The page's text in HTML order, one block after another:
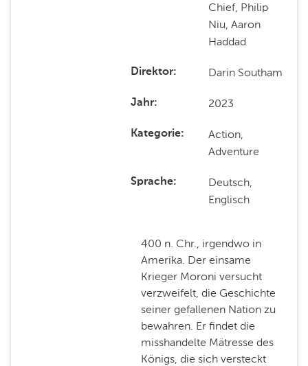
Chief, Philip
Niu, Aaron
Haddad
Direktor Darin Southam
Jahr 2023
Kategorie
Action,
Adventure
Sprache
Deutsch,
Englisch
400 n. Chr., irgendwo in
Amerika. Der einsame
Krieger Moroni versucht
verzweifelt, die Geschichte
seiner gefallenen Nation zu
bewahren. Er findet die
misshandelte Mätresse des
Königs, die sich versteckt